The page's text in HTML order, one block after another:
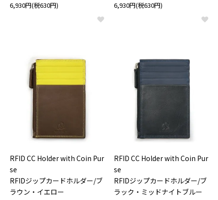
6,930円(税630円) 6,930円(税630円)
RFID CC Holder with Coin Pur
se
RFIDジップカードホルダー/ブ
ラウン・イエロー
RFID CC Holder with Coin Pur
se
RFIDジップカードホルダー/ブ
ラック・ミッドナイトブルー